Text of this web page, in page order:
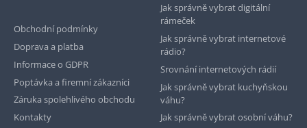
Obchodní podmínky
Doprava a platba
Informace o GDPR
Poptávka a firemní zákazníci
Záruka spolehlivého obchodu
Kontakty
Jak správně vybrat digitální
rámeček
Jak správně vybrat internetové
rádio?
Srovnání internetových rádií
Jak správně vybrat kuchyňskou
váhu?
Jak správně vybrat osobní váhu?